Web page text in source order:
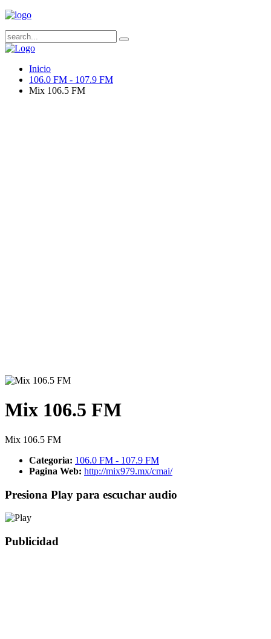
Inicio
106.0 FM - 107.9 FM
Mix 106.5 FM
Mix 106.5 FM
Mix 106.5 FM
Categoria: 106.0 FM - 107.9 FM
Pagina Web: http://mix979.mx/cmai/
Presiona Play para escuchar audio
Publicidad